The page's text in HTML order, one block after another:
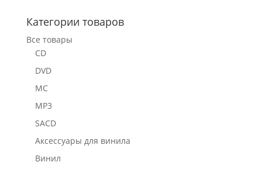
Категории товаров
Все товары
CD
DVD
MC
MP3
SACD
Аксессуары для винила
Винил